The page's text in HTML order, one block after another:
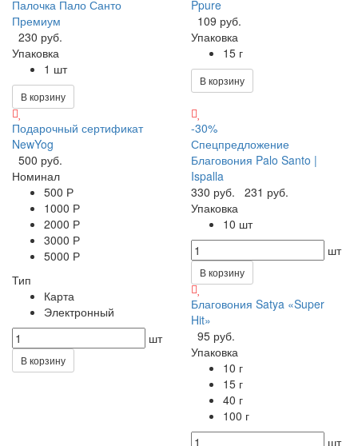
Палочка Пало Санто
Премиум
230 руб.
Упаковка
1 шт
В корзину
Ppure
109 руб.
Упаковка
15 г
В корзину
Подарочный сертификат
NewYog
500 руб.
Номинал
500 Р
1000 Р
2000 Р
3000 Р
5000 Р
Тип
Карта
Электронный
шт
В корзину
-30%
Спецпредложение
Благовония Palo Santo |
Ispalla
330 руб.
231 руб.
Упаковка
10 шт
шт
В корзину
Благовония Satya «Super
Hit»
95 руб.
Упаковка
10 г
15 г
40 г
100 г
шт